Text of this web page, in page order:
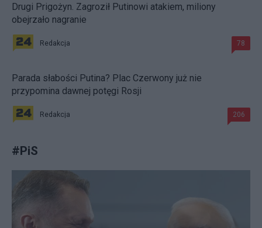
Drugi Prigożyn. Zagroził Putinowi atakiem, miliony
obejrzało nagranie
Redakcja 78
Parada słabości Putina? Plac Czerwony już nie
przypomina dawnej potęgi Rosji
Redakcja 206
#PiS